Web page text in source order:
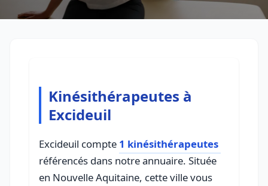
Kinésithérapeutes à
Excideuil
Excideuil compte 1 kinésithérapeutes
référencés dans notre annuaire. Située
en Nouvelle Aquitaine, cette ville vous